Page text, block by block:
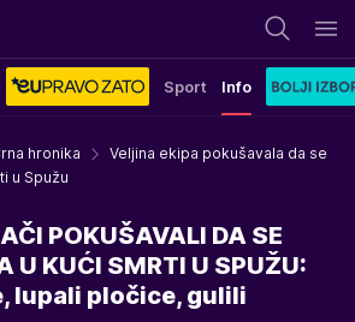
Sport Info
hronika
Veljina ekipa pokušavala da se
u Spužu
POKUŠAVALI DA SE
U KUĆI SMRTI U SPUŽU:
lupali pločice, gulili